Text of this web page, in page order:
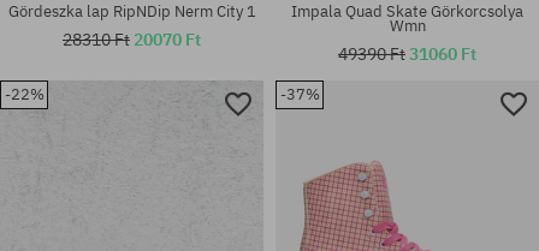
Gördeszka lap RipNDip Nerm City 1
28310 Ft 20070 Ft
Impala Quad Skate Görkorcsolya
Wmn
49390 Ft31060 Ft
-22% -37%